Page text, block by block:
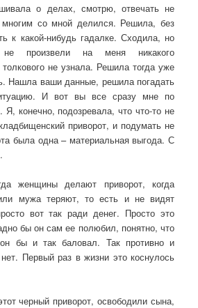
о делах, смотрю, отвечать не
со мной делился. Решила, без
к какой-нибудь гадалке. Сходила, но
произвели на меня никакого
не узнала. Решила тогда уже
Нашла ваши данные, решила погадать
И вот вы все сразу мне по
Я, конечно, подозревала, что что-то не
приворот, и подумать не
была одна – материальная выгода. С
женщины делают приворот, когда
мужа теряют, то есть и не видят
вот так ради денег. Просто это
бы он сам ее полюбил, понятно, что
бы и так баловал. Так противно и
Первый раз в жизни это коснулось
черный приворот, освободили сына,